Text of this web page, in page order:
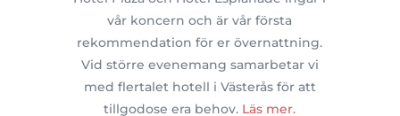
vår koncern och är vår första
rekommendation för er övernattning.
Vid större evenemang samarbetar vi
med flertalet hotell i Västerås för att
tillgodose era behov. Läs mer.